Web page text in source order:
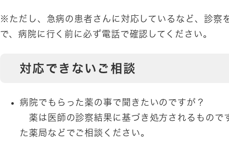
※ただし、急病の患者さんに対応しているなど、診察
で、病院に行く前に必ず電話で確認してください。
対応できないご相談
病院でもらった薬の事で聞きたいのですが？
薬は医師の診察結果に基づき処方されるもので
た薬局などでご相談ください。